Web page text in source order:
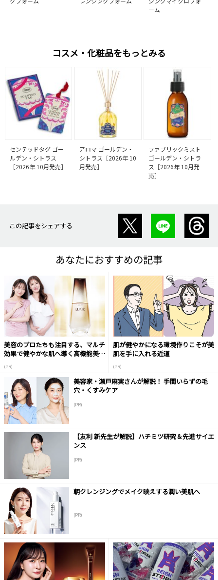
ーム
コスメ・化粧品をもっとみる
センテッドタグ ゴー
ルデン・シトラス
［2026年 10月発売］
アロマ ゴールデン・
シトラス［2026年 10
月発売］
ファブリックミスト
ゴールデン・シトラ
ス［2026年 10月発
売］
この記事をシェアする
あなたにおすすめの記事
美容のプロたちも注目する、マルチ
効果で健やかな肌へ導く高機能美容
(PR)
肌が健やかになる環境作りこそが美
肌を手に入れる近道
(PR)
美容家・瀬戸麻実さんが解説！ 手間いらずの毛
穴・くすみケア
(PR)
【友利 新先生が解説】ハチミツ研究＆先進サイエ
ンス
(PR)
朝クレンジングでメイク映えする潤い美肌へ
(PR)